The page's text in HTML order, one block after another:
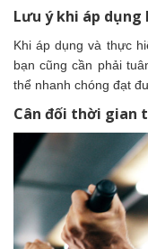
Lưu ý khi áp
Khi áp dụng và thực
bạn cũng cần phải
thể nhanh chóng đạt
Cân đối thời gian